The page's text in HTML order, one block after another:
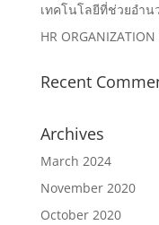
เทคโนโลยีที่ช่วยอำน
HR
Recent
Archives
March 2024
November 2020
October 2020